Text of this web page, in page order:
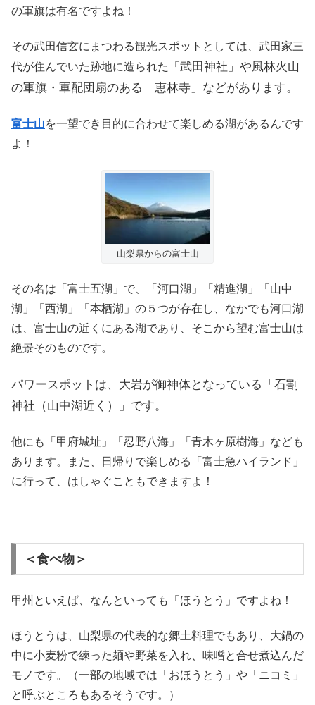
の軍旗は有名ですよね！
その武田信玄にまつわる観光スポットとしては、武田家三
代が住んでいた跡地に造られた「 武田神社」や風林火山
の軍旗・軍配団扇のある「恵林寺」などがあります。
富士山を一望でき目的に合わせて楽しめる湖があるんです
よ！
山梨県からの富士山
その名は「富士五湖」で、「河口湖」「精進湖」「山中
湖」「西湖」「本栖湖」の５つが存在し、なかでも河口湖
は、富士山の近くにある湖であり、そこから望む富士山は
絶景そのものです。
パワースポットは、大岩が御神体となっている
「石割
神社（山中湖近く）」です。
他にも「甲府城址」「忍野八海」「青木ヶ原樹海」なども
あります。また、日帰りで楽しめる「富士急ハイランド」
に行って、はしゃぐこともできますよ！
＜食べ物＞
甲州といえば、なんといっても「ほうとう」ですよね！
ほうとうは、山梨県の代表的な郷土料理でもあり、大鍋の
中に小麦粉で練った麺や野菜を入れ、味噌と合せ煮込んだ
モノです。（一部の地域では「おほうとう」や「ニコミ」
と呼ぶところもあるそうです。）